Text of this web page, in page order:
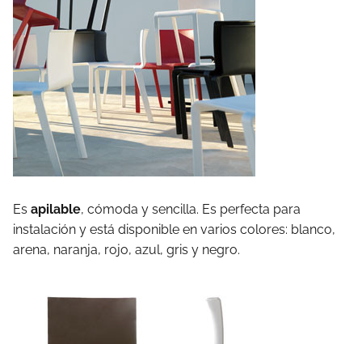
Es apilable, cómoda y sencilla. Es perfecta para
instalación y está disponible en varios colores: blanco,
arena, naranja, rojo, azul, gris y negro.